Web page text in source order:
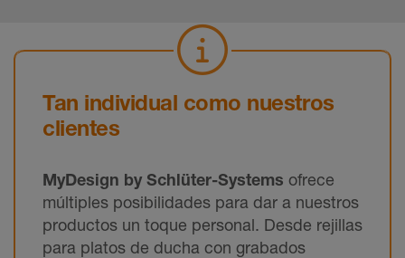
Tan individual como nuestros
clientes
MyDesign by Schlüter-Systems ofrece
múltiples posibilidades para dar a nuestros
productos un toque personal. Desde rejillas
para platos de ducha con grabados